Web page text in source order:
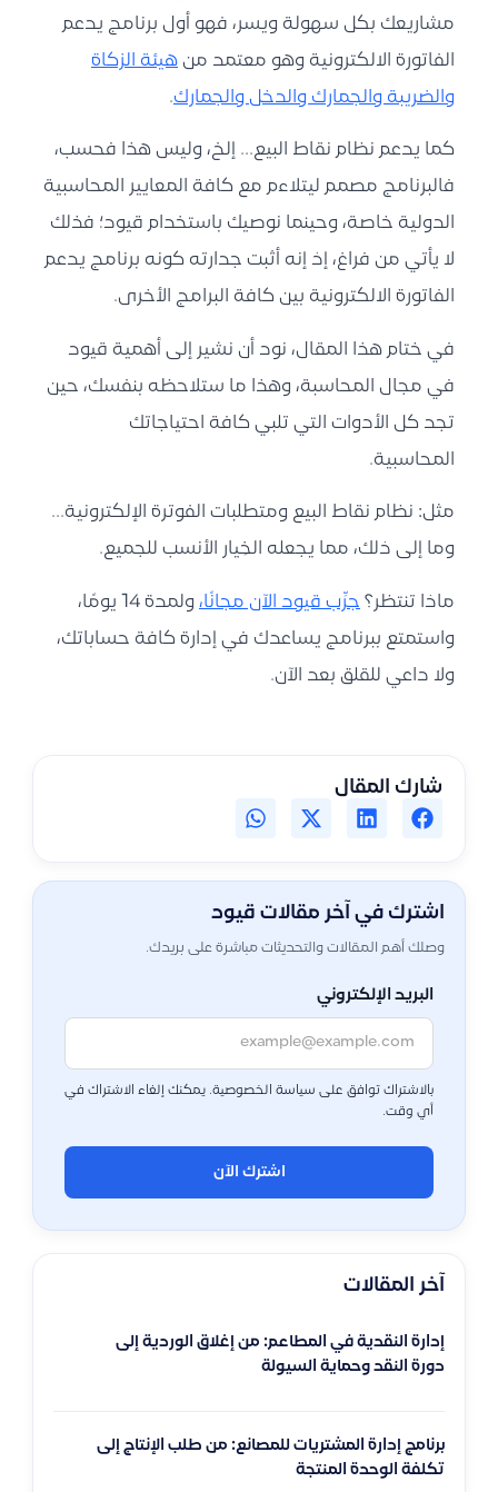
مشاريعك بكل سهولة ويسر، فهو أول برنامج يدعم
الفاتورة الالكترونية وهو معتمد من هيئة الزكاة
والضريبة والجمارك والدخل والجمارك.
كما يدعم نظام نقاط البيع… إلخ، وليس هذا فحسب،
فالبرنامج مصمم ليتلاءم مع كافة المعايير المحاسبية
الدولية خاصة، وحينما نوصيك باستخدام قيود؛ فذلك
لا يأتي من فراغ، إذ إنه أثبت جدارته كونه برنامج يدعم
الفاتورة الالكترونية بين كافة البرامج الأخرى.
في ختام هذا المقال، نود أن نشير إلى أهمية قيود
في مجال المحاسبة، وهذا ما ستلاحظه بنفسك، حين
تجد كل الأدوات التي تلبي كافة احتياجاتك
المحاسبية.
مثل: نظام نقاط البيع ومتطلبات الفوترة الإلكترونية…
وما إلى ذلك، مما يجعله الخِيار الأنسب للجميع.
ماذا تنتظر؟ جرِّب قيود الآن مجانًا، ولمدة 14 يومًا،
واستمتع ببرنامج يساعدك في إدارة كافة حساباتك،
ولا داعي للقلق بعد الآن.
شارك المقال
اشترك في آخر مقالات قيود
وصلك أهم المقالات والتحديثات مباشرة على بريدك.
البريد الإلكتروني
بالاشتراك توافق على سياسة الخصوصية. يمكنك إلغاء الاشتراك في
أي وقت.
اشترك الآن
آخر المقالات
إدارة النقدية في المطاعم: من إغلاق الوردية إلى
دورة النقد وحماية السيولة
برنامج إدارة المشتريات للمصانع: من طلب الإنتاج إلى
تكلفة الوحدة المنتجة